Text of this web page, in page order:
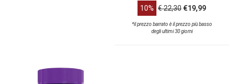
10% € 22,30 €19,99
*il prezzo barrato è il prezzo più basso
degli ultimi 30 giorni